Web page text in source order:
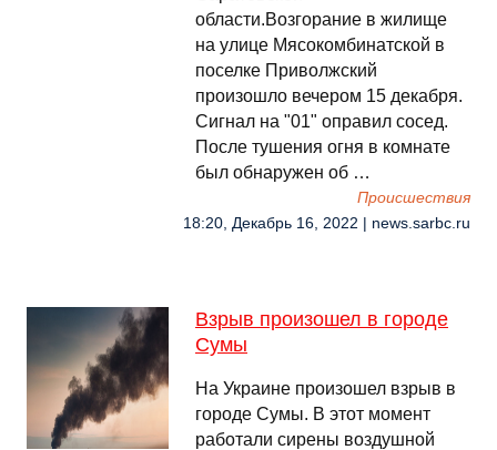
области.Возгорание в жилище
на улице Мясокомбинатской в
поселке Приволжский
произошло вечером 15 декабря.
Сигнал на "01" оправил сосед.
После тушения огня в комнате
был обнаружен об …
Происшествия
18:20, Декабрь 16, 2022 | news.sarbc.ru
Взрыв произошел в городе
Сумы
На Украине произошел взрыв в
городе Сумы. В этот момент
работали сирены воздушной